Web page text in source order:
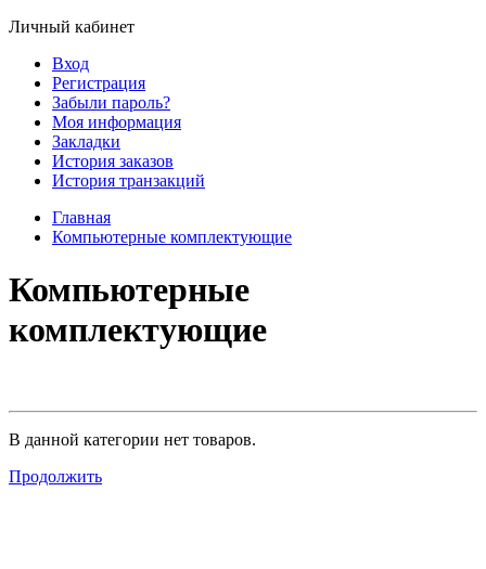
Личный кабинет
Вход
Регистрация
Забыли пароль?
Моя информация
Закладки
История заказов
История транзакций
Главная
Компьютерные комплектующие
Компьютерные
комплектующие
В данной категории нет товаров.
Продолжить